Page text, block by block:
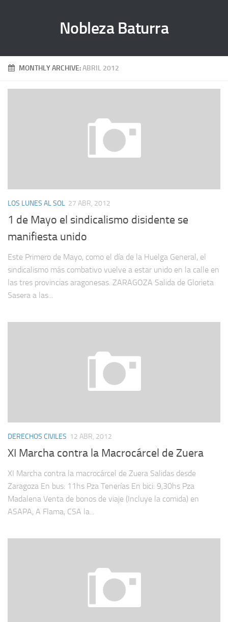
Nobleza Baturra
MONTHLY ARCHIVE:ABRIL 2012
LOS LUNES AL SOL 27 ABR, 2012
1 de Mayo el sindicalismo disidente se
manifiesta unido
Este Primero de Mayo, como el día de la Huelga General, el
sindicalismo más combativo vuelve a estar unido en la calle en
las tres provincias aragonesas. ZARAGOZA Salida de Glorieta
Sasera a las...
DERECHOS CIVILES 12 ABR, 2012
XI Marcha contra la Macrocárcel de Zuera
XI Marcha contra la macrocárcel de Zuera Salidas desde
Zaragoza En bus: 11hs Pza Tenerías En bici: 9,30hs Pza
Madalena Venta de bonos de viaje (Incluye la comida) en
ASAPA, A Flama, CSA la...